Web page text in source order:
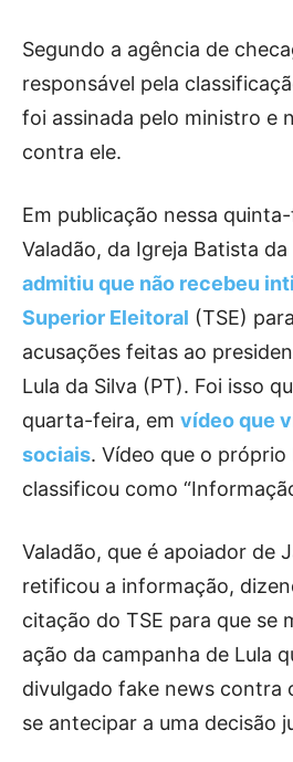
Segundo a agência de
responsável pela
foi assinada pelo ministro e
contra ele.
Em publicação nessa
Valadão, da Igreja Batista
admitiu que não recebeu
Superior Eleitoral (TSE)
acusações feitas ao
Lula da Silva (PT). Foi isso
quarta-feira, em vídeo que
sociais. Vídeo que o próprio
classificou como
Valadão, que é apoiador de
retificou a informação,
citação do TSE para que se
ação da campanha de Lula
divulgado fake news contra
se antecipar a uma decisão